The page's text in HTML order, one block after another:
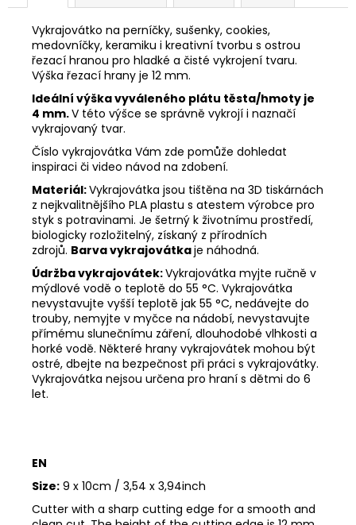
Vykrajovátko na perníčky, sušenky, cookies,
medovníčky, keramiku i kreativní tvorbu s ostrou
řezací hranou pro hladké a čisté vykrojení tvaru.
Výška řezací hrany je 12 mm.
Ideální výška vyváleného plátu těsta/hmoty je
4 mm.V této výšce se správně vykrojí i naznačí
vykrajovaný tvar.
Číslo vykrajovátka Vám zde pomůže dohledat
inspiraci či video návod na zdobení.
Materiál:Vykrajovátka jsou tištěna na 3D tiskárnách
z nejkvalitnějšího PLA plastu s atestem výrobce pro
styk s potravinami. Je šetrný k životnímu prostředí,
biologicky rozložitelný, získaný z přírodních
zdrojů. Barva vykrajovátkaje náhodná.
Údržba vykrajovátek:Vykrajovátka myjte ručně v
mýdlové vodě o teplotě do 55 °C. Vykrajovátka
nevystavujte vyšší teplotě jak 55 °C, nedávejte do
trouby, nemyjte v myčce na nádobí, nevystavujte
přímému slunečnímu záření, dlouhodobé vlhkosti a
horké vodě. Některé hrany vykrajovátek mohou být
ostré, dbejte na bezpečnost při práci s vykrajovátky.
Vykrajovátka nejsou určena pro hraní s dětmi do 6
let.
EN
Size: 9 x 10cm / 3,54 x 3,94inch
Cutter with a sharp cutting edge for a smooth and
Kč